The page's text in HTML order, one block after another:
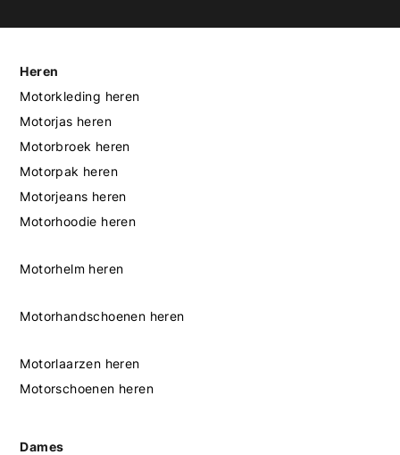
Heren
Motorkleding heren
Motorjas heren
Motorbroek heren
Motorpak heren
Motorjeans heren
Motorhoodie heren
Motorhelm heren
Motorhandschoenen heren
Motorlaarzen heren
Motorschoenen heren
Dames